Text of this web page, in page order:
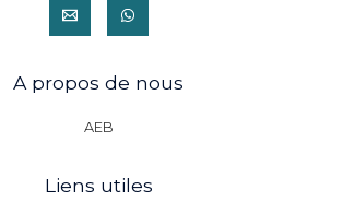
A propos de nous
AEB
Liens utiles